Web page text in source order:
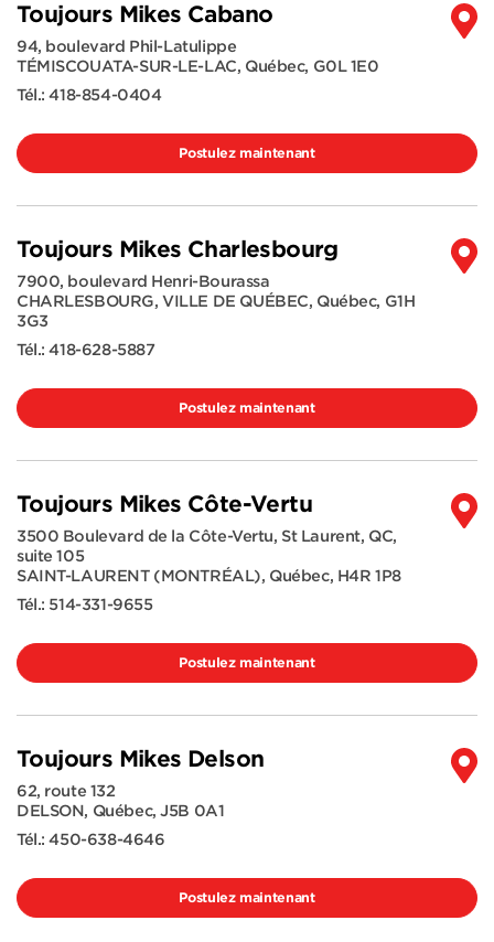
Toujours Mikes Cabano
94, boulevard Phil-Latulippe
TÉMISCOUATA-SUR-LE-LAC, Québec, G0L 1E0
Tél.:418-854-0404
Postulez maintenant
Toujours Mikes Charlesbourg
7900, boulevard Henri-Bourassa
CHARLESBOURG, VILLE DE QUÉBEC, Québec, G1H
3G3
Tél.:418-628-5887
Postulez maintenant
Toujours Mikes Côte-Vertu
3500 Boulevard de la Côte-Vertu, St Laurent, QC,
suite 105
SAINT-LAURENT (MONTRÉAL), Québec, H4R 1P8
Tél.: 514-331-9655
Postulez maintenant
Toujours Mikes Delson
62, route 132
DELSON, Québec,J5B 0A1
Tél.:450-638-4646
Postulez maintenant